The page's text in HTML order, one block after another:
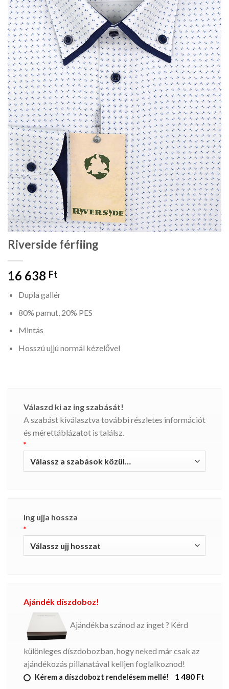
Riverside férfiing
16 638 Ft
Dupla gallér
80% pamut, 20% PES
Mintás
Hosszú ujjú normál kézelővel
Válaszd ki az ing szabását!
A szabást kiválasztva további részletes információt
és mérettáblázatot is találsz.
*
Ing ujja hossza
*
Ajándék díszdoboz!
Ajándékba szánod az inget ? Kérd
különleges díszdobozban, hogy neked már csak az
ajándékozás pillanatával kelljen foglalkoznod!
Kérem a díszdobozt rendelésem mellé! 1 480 Ft